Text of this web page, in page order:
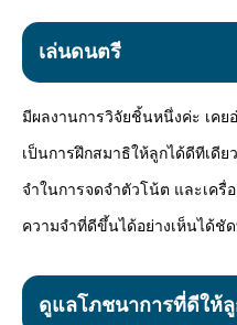
เล่นดนตรี
มีผลงานการวิจัยชิ้นหนึ่งค่ะ เคย
เป็นการฝึกสมาธิให้ลูกได้ดีทีเดีย
จำในการจดจำตัวโน้ต และเครื่
ความจำที่ดีขึ้นได้อย่างเห็นได้ชัด
ดูแลโภชนาการที่ดีให้